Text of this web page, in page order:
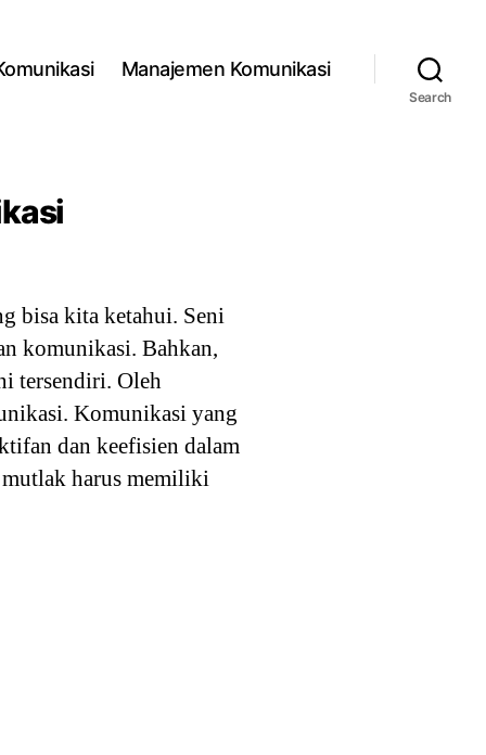
Manajemen Komunikasi
Search
bisa kita ketahui. Seni
komunikasi. Bahkan,
tersendiri. Oleh
Komunikasi yang
dan keefisien dalam
harus memiliki